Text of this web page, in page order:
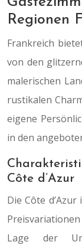
Regionen
Frankreich
von den
malerischen
rustikalen
eigene
in den
Côte d’Azur
Die Côte
Lage der